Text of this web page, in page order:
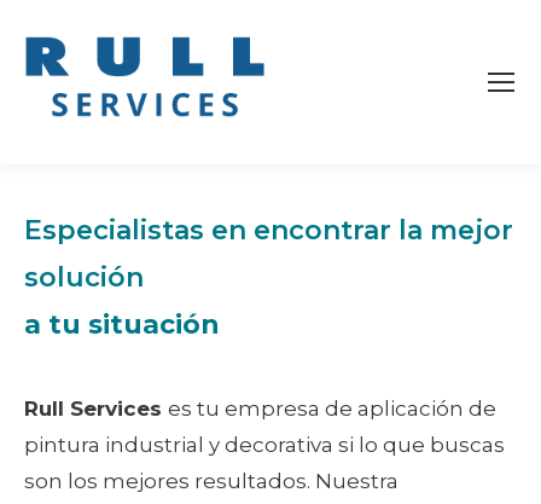
Especialistas en encontrar la mejor
solución
a tu situación
Rull Services es tu empresa de aplicación de
pintura industrial y decorativa si lo que buscas
son los mejores resultados. Nuestra